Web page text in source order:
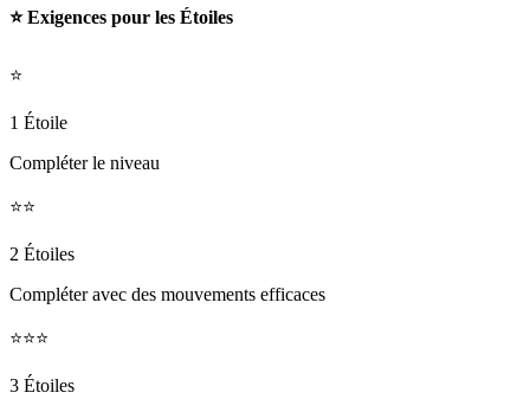
⭐ Exigences pour les Étoiles
⭐
1 Étoile
Compléter le niveau
⭐⭐
2 Étoiles
Compléter avec des mouvements efficaces
⭐⭐⭐
3 Étoiles